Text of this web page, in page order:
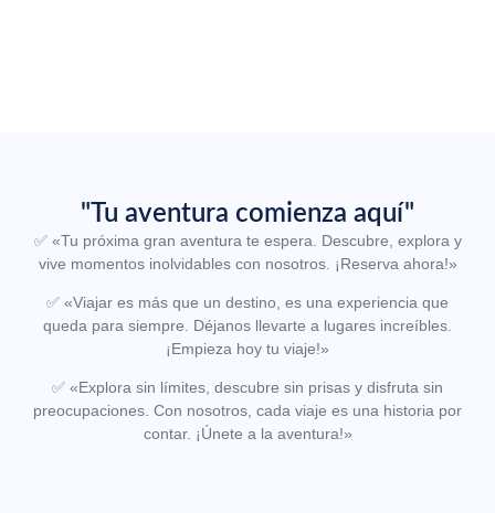
"Tu aventura comienza aquí"
✅ «Tu próxima gran aventura te espera. Descubre, explora y
vive momentos inolvidables con nosotros. ¡Reserva ahora!»
✅ «Viajar es más que un destino, es una experiencia que
queda para siempre. Déjanos llevarte a lugares increíbles.
¡Empieza hoy tu viaje!»
✅ «Explora sin límites, descubre sin prisas y disfruta sin
preocupaciones. Con nosotros, cada viaje es una historia por
contar. ¡Únete a la aventura!»